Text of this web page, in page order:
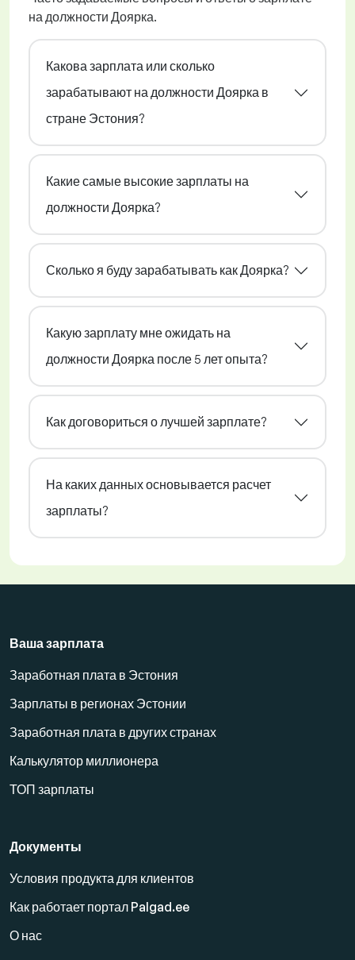
на должности Доярка.
Какова зарплата или сколько
зарабатывают на должности Доярка в
стране Эстония?
Какие самые высокие зарплаты на
должности Доярка?
Сколько я буду зарабатывать как Доярка?
Какую зарплату мне ожидать на
должности Доярка после 5 лет опыта?
Как договориться о лучшей зарплате?
На каких данных основывается расчет
зарплаты?
Ваша зарплата
Заработная плата в Эстония
Зарплаты в регионах Эстонии
Заработная плата в других странах
Калькулятор миллионера
ТОП зарплаты
Документы
Условия продукта для клиентов
Как работает портал Palgad.ee
О нас